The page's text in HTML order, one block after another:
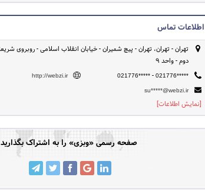
اطلاعات تماس
دوم - واحد 9
021776***** - 021776*****
http://webzi.ir
su*****@webzi.ir
[نمایش اطلاعات]
صفحه رسمی «وبزی» را به اشتراک بگذارید